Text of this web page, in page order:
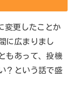
変更したことか
に広まりまし
もあって、投機
？という話で盛